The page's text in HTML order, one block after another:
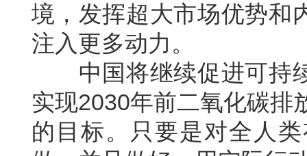
境，发挥超大市场优势和
注入更多动力。
中国将继续促进可持续
实现2030年前二氧化碳排
的目标。只要是对全人